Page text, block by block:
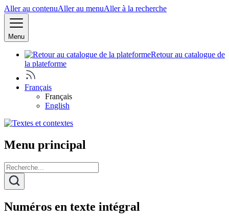
Aller au contenuAller au menuAller à la recherche
Menu
Retour au catalogue de
la plateforme
Français
Français
English
Menu principal
Numéros en texte intégral